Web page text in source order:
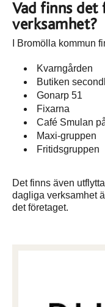
Vad finns
verksamhet?
I Bromölla kommun
Kvarngården
Butiken
Gonarp 51
Fixarna
Café Smulan
Maxi-gruppen
Fritidsgruppen
Det finns även
dagliga verksamhet
det företaget.